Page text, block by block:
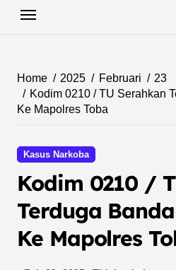
Home 2025 Februari
23
Kodim 0210 / TU Serahkan
Ke Mapolres Toba
Kasus Narkoba
Kodim 0210 /
Terduga
Ke Mapolres